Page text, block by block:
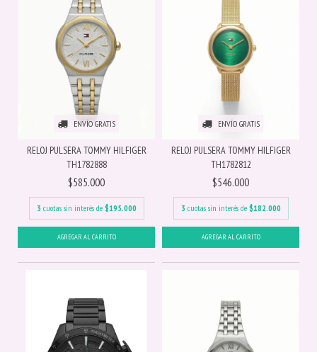
ENVÍO GRATIS
RELOJ PULSERA TOMMY HILFIGER
TH1782888
$585.000
3 cuotas sin interés de $195.000
ENVÍO GRATIS
RELOJ PULSERA TOMMY HILFIGER
TH1782812
$546.000
3 cuotas sin interés de $182.000